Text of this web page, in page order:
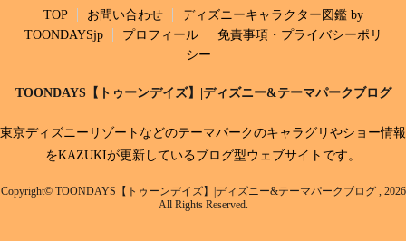
TOP お問い合わせ
ディズニーキャラクター図鑑 by
TOONDAYSjp
プロフィール
免責事項・プライバシーポリ
シー
TOONDAYS【トゥーンデイズ】|ディズニー&テーマパークブログ
東京ディズニーリゾートなどのテーマパークのキャラグリやショー情報
をKAZUKIが更新しているブログ型ウェブサイトです。
Copyright© TOONDAYS【トゥーンデイズ】|ディズニー&テーマパークブログ , 2026
All Rights Reserved.